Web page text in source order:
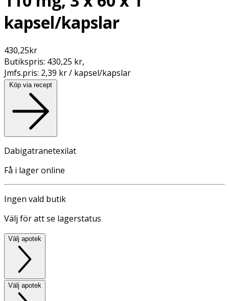
kapsel/kapslar
430,25kr
Butikspris: 430,25 kr,
Jmfs.pris: 2,39 kr / kapsel/kapslar
Köp via recept
Dabigatranetexilat
Få i lager online
Ingen vald butik
Välj för att se lagerstatus
Välj apotek
Välj apotek